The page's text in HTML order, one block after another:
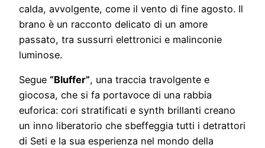
calda, avvolgente, come il vento di fine agosto. Il
brano è un racconto delicato di un amore
passato, tra sussurri elettronici e malinconie
luminose.
Segue “Bluffer”, una traccia travolgente e
giocosa, che si fa portavoce di una rabbia
euforica: cori stratificati e synth brillanti creano
un inno liberatorio che sbeffeggia tutti i detrattori
di Seti e la sua esperienza nel mondo della